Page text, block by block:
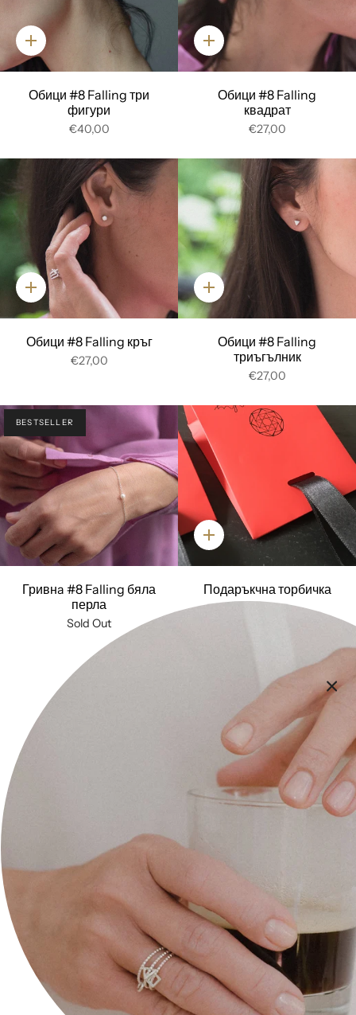
Добави
Обици #8 Falling три
фигури
€40,00
Добави
Обици #8 Falling
квадрат
€27,00
Добави
Обици #8 Falling кръг
€27,00
Добави
Обици #8 Falling
триъгълник
€27,00
BESTSELLER
Гривнa #8 Falling бяла
перла
Sold Out
Добави
Подаръкчна торбичка
€3,00
Помощ и информация
За нас
Контакт
Политика за поверителност
Икономическа обосновка
Следете ни на:
Facebook
Instagram